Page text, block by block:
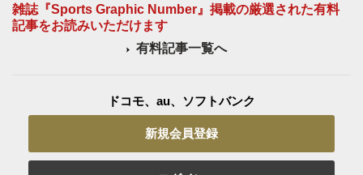
雑誌『Sports Graphic Number』掲載の厳選された有料
記事をお読みいただけます
有料記事一覧へ
ドコモ、au、ソフトバンク
新規会員登録